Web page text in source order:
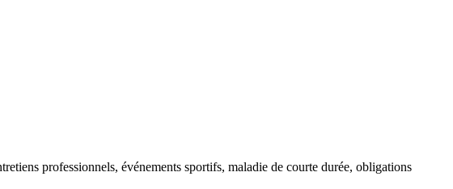
professionnels, événements sportifs, maladie de courte durée, obligations